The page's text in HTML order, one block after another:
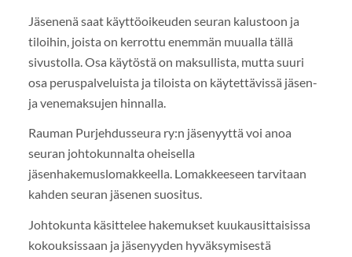
Jäsenenä saat käyttöoikeuden seuran kalustoon ja
tiloihin, joista on kerrottu enemmän muualla tällä
sivustolla. Osa käytöstä on maksullista, mutta suuri
osa peruspalveluista ja tiloista on käytettävissä jäsen-
ja venemaksujen hinnalla.
Rauman Purjehdusseura ry:n jäsenyyttä voi anoa
seuran johtokunnalta oheisella
jäsenhakemuslomakkeella. Lomakkeeseen tarvitaan
kahden seuran jäsenen suositus.
Johtokunta käsittelee hakemukset kuukausittaisissa
kokouksissaan ja jäsenyyden hyväksymisestä